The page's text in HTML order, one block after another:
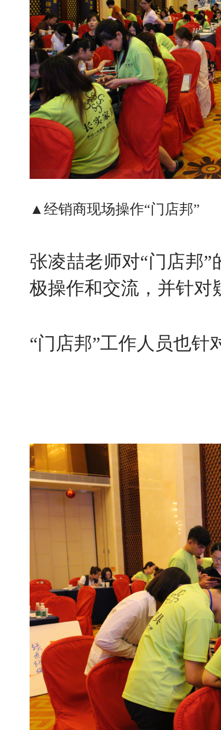
▲ 经销商现场操作“门店邦”
张凌喆老师对“门店邦
极操作和交流，并针对
“门店邦”工作人员也针